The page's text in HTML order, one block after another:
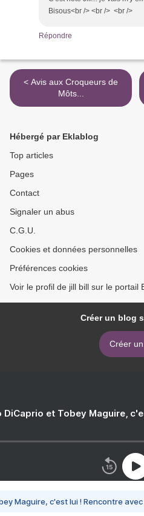
Bisous<br /> <br /> <br />
Répondre
< Avis aux Croqueurs de
Môts...
Hébergé par Eklablog
Top articles
Pages
Contact
Signaler un abus
C.G.U.
Cookies et données personnelles
Préférences cookies
Voir le profil de jill bill sur le portail
Créer un blog
Créer
DiCaprio et Tobey Maguire,
Maguire, c'est lui ! Rencontre